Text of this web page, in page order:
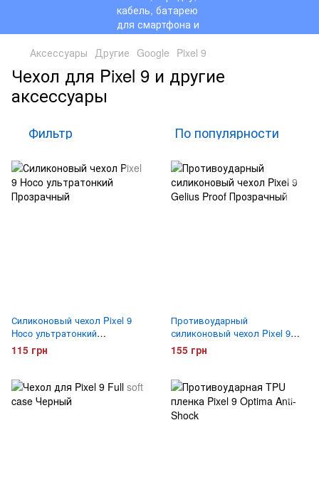
Аксессуары Другие Google Pixel 9
Чехол для Pixel 9 и другие
аксессуары
Фильтр По популярности
Силиконовый чехол Pixel 9
Hoco ультратонкий
Прозрачный
115 грн
Противоударный
силиконовый чехол Pixel 9
Gelius Proof Прозрачный
155 грн